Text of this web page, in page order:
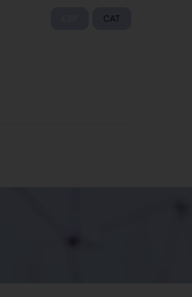
CAT